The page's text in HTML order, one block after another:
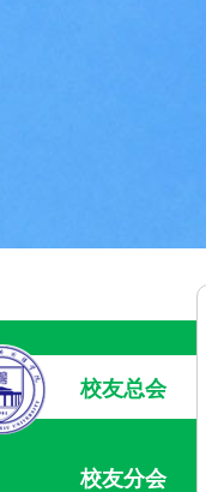
校友总会
校友分会